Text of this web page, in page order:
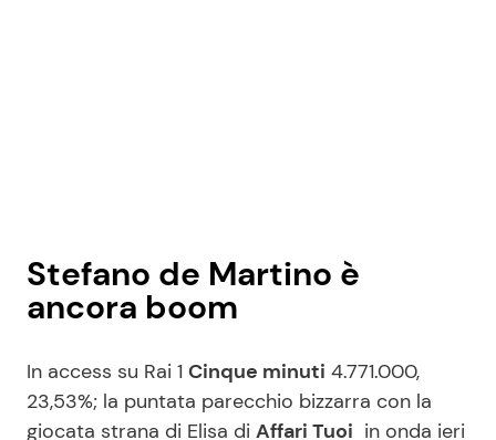
Stefano de Martino è
ancora boom
In access su Rai 1 Cinque minuti 4.771.000,
23,53%; la puntata parecchio bizzarra con la
giocata strana di Elisa di Affari Tuoi in onda ieri